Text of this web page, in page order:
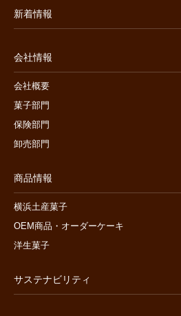
新着情報
会社情報
会社概要
菓子部門
保険部門
卸売部門
商品情報
横浜土産菓子
OEM商品・オーダーケーキ
洋生菓子
サステナビリティ